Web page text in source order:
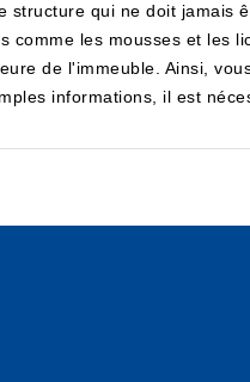
structure qui ne doit jamais
comme les mousses et les
de l'immeuble. Ainsi,
informations, il est